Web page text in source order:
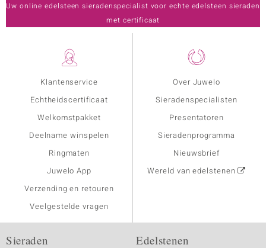
Klantenservice
Echtheidscertificaat
Welkomstpakket
Deelname winspelen
Ringmaten
Juwelo App
Verzending en retouren
Veelgestelde vragen
Over Juwelo
Sieradenspecialisten
Presentatoren
Sieradenprogramma
Nieuwsbrief
Wereld van edelstenen
Uw online edelsteen sieradenspecialist voor echte edelsteen sieraden
met certificaat
Sieraden Edelstenen